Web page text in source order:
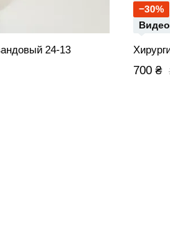
24-13
−30%
Видео
700 ₴